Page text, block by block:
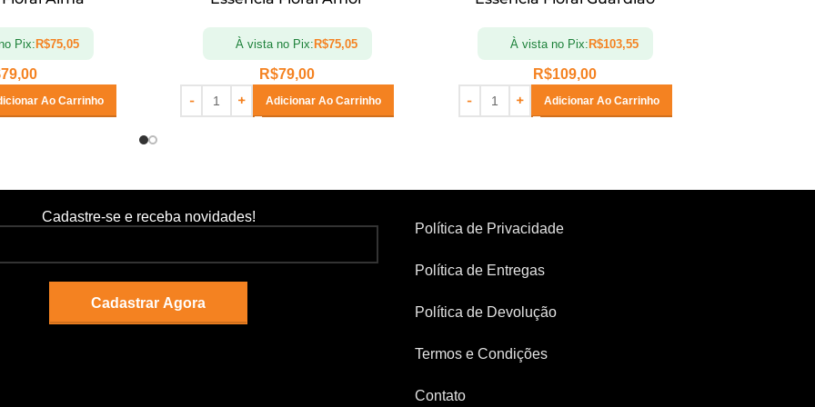
Pix:R$75,05
79,00
Ao Carrinho
À vista no Pix:R$75,05
R$79,00
Adicionar Ao Carrinho
À vista no Pix:R$103,55
R$109,00
Adicionar Ao Carrinho
Cadastre-se e receba novidades!
Política de Privacidade
Política de Entregas
Política de Devolução
Termos e Condições
Contato